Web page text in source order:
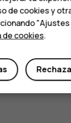
de cookies y
de cookies.